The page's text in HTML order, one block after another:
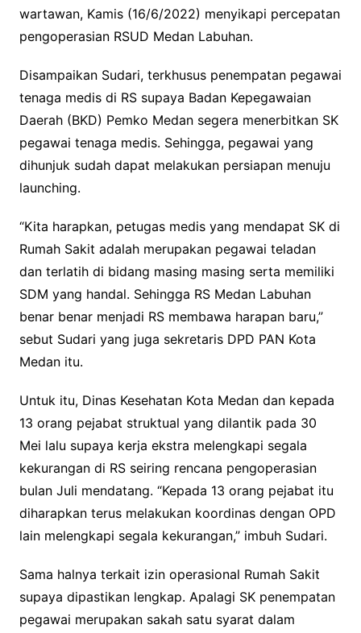
wartawan, Kamis (16/6/2022) menyikapi percepatan
pengoperasian RSUD Medan Labuhan.
Disampaikan Sudari, terkhusus penempatan pegawai
tenaga medis di RS supaya Badan Kepegawaian
Daerah (BKD) Pemko Medan segera menerbitkan SK
pegawai tenaga medis. Sehingga, pegawai yang
dihunjuk sudah dapat melakukan persiapan menuju
launching.
“Kita harapkan, petugas medis yang mendapat SK di
Rumah Sakit adalah merupakan pegawai teladan
dan terlatih di bidang masing masing serta memiliki
SDM yang handal. Sehingga RS Medan Labuhan
benar benar menjadi RS membawa harapan baru,”
sebut Sudari yang juga sekretaris DPD PAN Kota
Medan itu.
Untuk itu, Dinas Kesehatan Kota Medan dan kepada
13 orang pejabat struktual yang dilantik pada 30
Mei lalu supaya kerja ekstra melengkapi segala
kekurangan di RS seiring rencana pengoperasian
bulan Juli mendatang. “Kepada 13 orang pejabat itu
diharapkan terus melakukan koordinas dengan OPD
lain melengkapi segala kekurangan,” imbuh Sudari.
Sama halnya terkait izin operasional Rumah Sakit
supaya dipastikan lengkap. Apalagi SK penempatan
pegawai merupakan sakah satu syarat dalam